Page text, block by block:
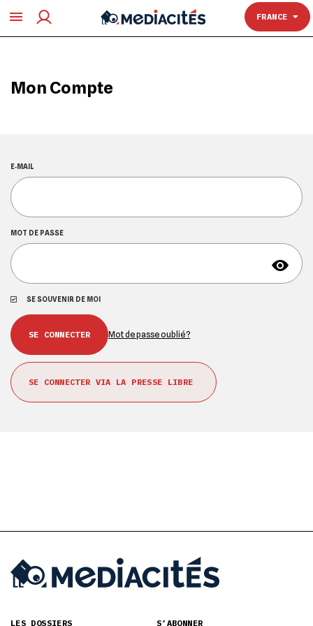
FRANCE
TOULOUSE
Mon Compte
E‑MAIL
MOT DE PASSE
SE SOUVENIR DE MOI
Mot de passe oublié ?
SE CONNECTER VIA LA PRESSE LIBRE
LES DOSSIERS S’ABONNER